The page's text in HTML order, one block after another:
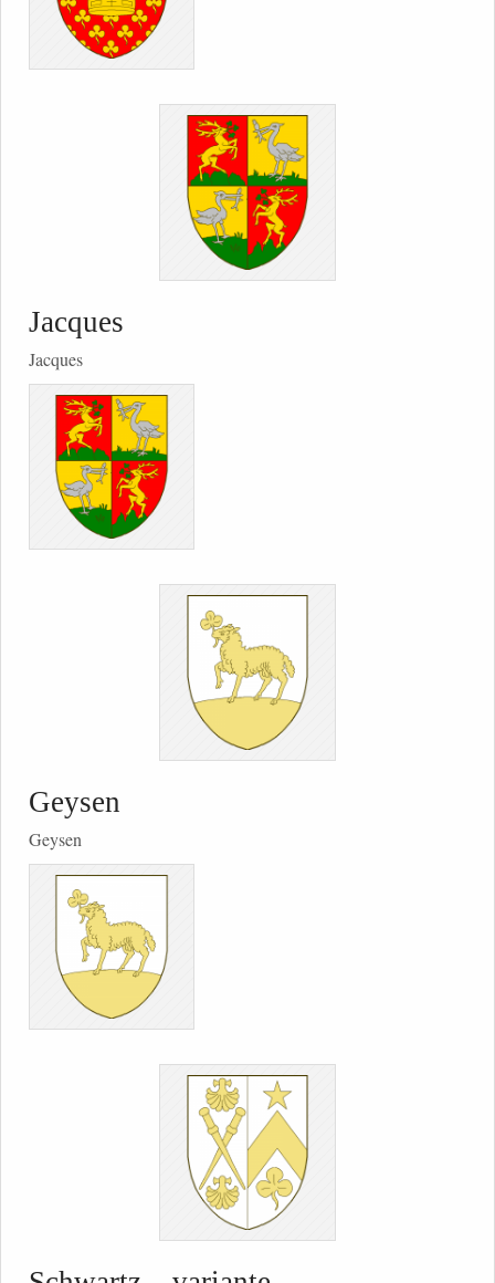
Jacques
Jacques
Geysen
Geysen